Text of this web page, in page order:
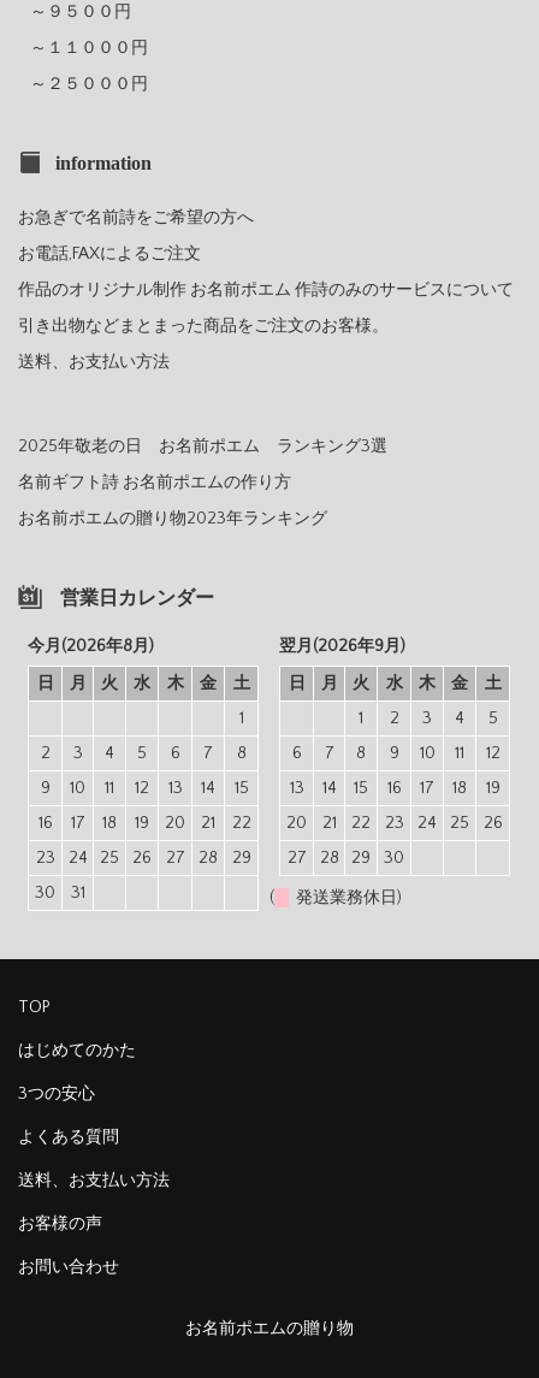
～９５００円
～１１０００円
～２５０００円
information
お急ぎで名前詩をご希望の方へ
お電話,FAXによるご注文
作品のオリジナル制作 お名前ポエム 作詩のみのサービスについて
引き出物などまとまった商品をご注文のお客様。
送料、お支払い方法
2025年敬老の日 お名前ポエム ランキング3選
名前ギフト詩 お名前ポエムの作り方
お名前ポエムの贈り物2023年ランキング
営業日カレンダー
今月(2026年8月)
日
月 火 水 木 金
土
1
2
3 4 5 6 7
8
9
10 11 12 13 14
15
16
17 18 19 20 21
22
23
24 25 26 27 28
29
30
31
翌月(2026年9月)
日
月 火 水 木 金
土
1
2 3 4
5
6
7 8 9 10 11
12
13
14 15 16 17 18
19
20
21 22 23 24 25
26
27
28 29 30
( 発送業務休日)
TOP
はじめてのかた
3つの安心
よくある質問
送料、お支払い方法
お客様の声
お問い合わせ
お名前ポエムの贈り物